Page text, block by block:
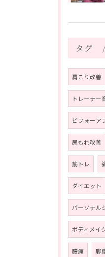
タグ
肩こり改善
トレーナー
ビフォーア
尿もれ改善
筋トレ
ダイエット
パーソナル
ボディメイ
腰痛 脚